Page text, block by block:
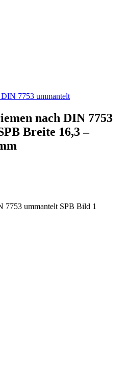
7753 ummantelt
nach DIN 7753
Breite 16,3 –